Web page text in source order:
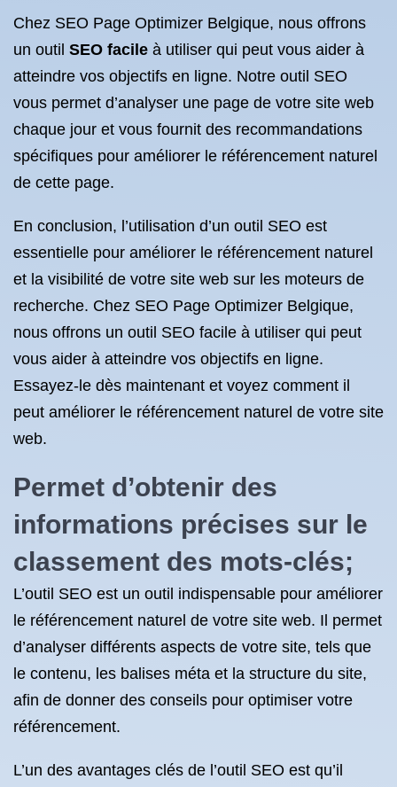
Chez SEO Page Optimizer Belgique, nous offrons
un outil SEO facile à utiliser qui peut vous aider à
atteindre vos objectifs en ligne. Notre outil SEO
vous permet d’analyser une page de votre site web
chaque jour et vous fournit des recommandations
spécifiques pour améliorer le référencement naturel
de cette page.
En conclusion, l’utilisation d’un outil SEO est
essentielle pour améliorer le référencement naturel
et la visibilité de votre site web sur les moteurs de
recherche. Chez SEO Page Optimizer Belgique,
nous offrons un outil SEO facile à utiliser qui peut
vous aider à atteindre vos objectifs en ligne.
Essayez-le dès maintenant et voyez comment il
peut améliorer le référencement naturel de votre site
web.
Permet d’obtenir des
informations précises sur le
classement des mots-clés;
L’outil SEO est un outil indispensable pour améliorer
le référencement naturel de votre site web. Il permet
d’analyser différents aspects de votre site, tels que
le contenu, les balises méta et la structure du site,
afin de donner des conseils pour optimiser votre
référencement.
L’un des avantages clés de l’outil SEO est qu’il